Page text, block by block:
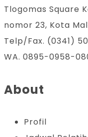
Tlogomas Square
nomor 23, Kota
Telp/Fax. (0341)
WA. 0895-0958-
About
Profil